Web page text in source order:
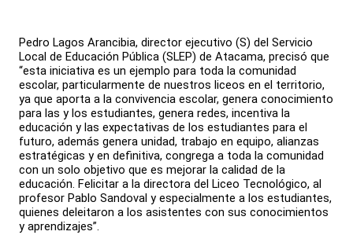
Pedro Lagos Arancibia, director ejecutivo (S) del Servicio
Local de Educación Pública (SLEP) de Atacama, precisó que
“esta iniciativa es un ejemplo para toda la comunidad
escolar, particularmente de nuestros liceos en el territorio,
ya que aporta a la convivencia escolar, genera conocimiento
para las y los estudiantes, genera redes, incentiva la
educación y las expectativas de los estudiantes para el
futuro, además genera unidad, trabajo en equipo, alianzas
estratégicas y en definitiva, congrega a toda la comunidad
con un solo objetivo que es mejorar la calidad de la
educación. Felicitar a la directora del Liceo Tecnológico, al
profesor Pablo Sandoval y especialmente a los estudiantes,
quienes deleitaron a los asistentes con sus conocimientos
y aprendizajes”.